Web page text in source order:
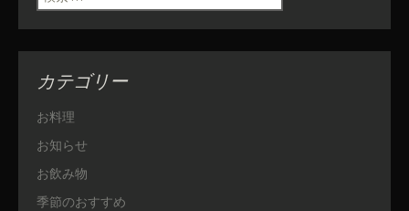
カテゴリー
お料理
お知らせ
お飲み物
季節のおすすめ